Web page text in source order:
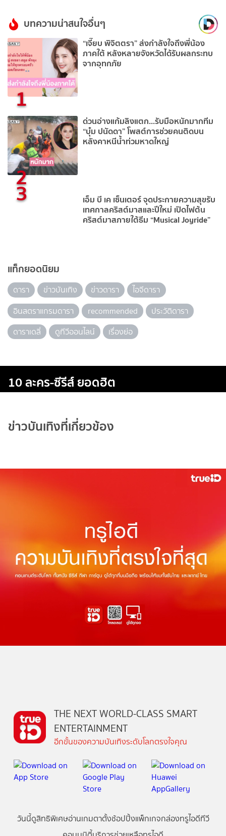
บทความน่าสนใจอื่นๆ
1
“เจี๊ยบ พิจิตตรา” ส่งกำลังใจถึงพี่น้อง
ภาคใต้ หลังหลายจังหวัดได้รับผลกระทบ
จากอุทกภัย
2
ด่วนอ่างแก้มลิงแตก...รับมือหนักมากทีม
“บุ๋ม ปนัดดา” โพสต์การช่วยคนติดบน
หลังคาหนีน้ำท่วมหาดใหญ่
3 เอ็ม บี เค เซ็นเตอร์ จุดประกายความสุขรับ
เทศกาลคริสต์มาสและปีใหม่ เปิดไฟต้น
คริสต์มาสภายใต้ธีม “Musical Joyride”
แท็กยอดนิยม
ดารา ข่าวบันเทิง ข่าวดารา
ไอจีดารา
อินสตราแกรมดารา
recommended
ประวัติดารา
ดาราเดลี่
ดูทีวีออนไลน์ เรื่องย่อ
10 ละคร-ซีรีส์ ยอดฮิต
ข่าวบันเทิงที่เกี่ยวข้อง
THE NEXT WORLD-CLASS SMART
ENTERTAINMENT
อีกขั้นของความบันเทิงระดับโลกตรงใจคุณ
วันนี้ดูสิทธิพิเศษอ่านเกมตาตั้งช้อปปิ้งแพ็กเกจกล่องทรูไอดีทีวี